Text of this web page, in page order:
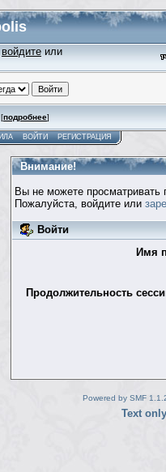
войдите или
подробнее]
ВОЙТИ РЕГИСТРАЦИЯ
Внимание!
Вы не можете просматривать
Пожалуйста, войдите или
Войти
Имя
Продолжительность
Powered by SMF
Text